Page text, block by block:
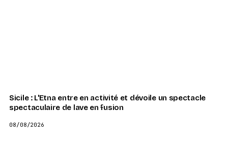
Sicile : L'Etna entre en activité et dévoile un spectacle
spectaculaire de lave en fusion
08/08/2026